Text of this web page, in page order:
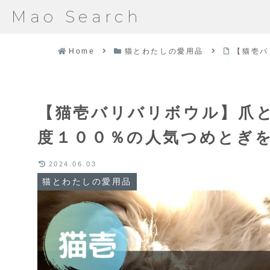
Mao Search
Home 猫とわたしの愛用品 【猫壱
【猫壱バリバリボウル】
度１００％の人気つめとぎ
猫とわたしの愛用品
2024.06.03